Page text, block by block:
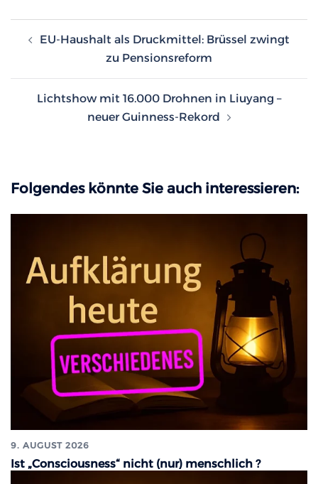
EU-Haushalt als Druckmittel: Brüssel zwingt
zu Pensionsreform
Lichtshow mit 16.000 Drohnen in Liuyang –
neuer Guinness-Rekord
Folgendes könnte Sie auch interessieren:
9. AUGUST 2026
Ist „Consciousness“ nicht (nur) menschlich ?